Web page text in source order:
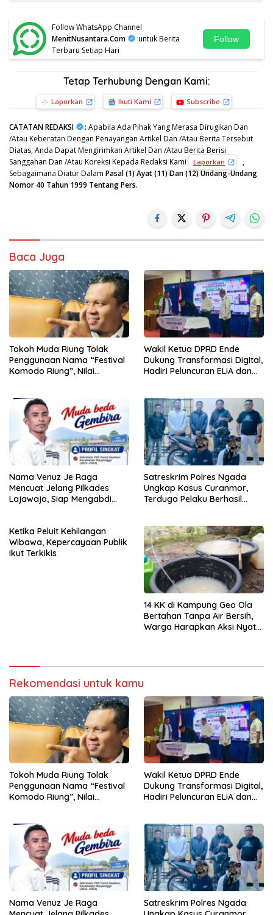
Follow WhatsApp Channel
MenitNusantara.Com
untuk Berita
Terbaru Setiap Hari
Follow
Tetap Terhubung Dengan Kami:
Laporkan Ikuti Kami Subscribe
CATATAN REDAKSI : Apabila Ada Pihak Yang Merasa Dirugikan Dan
/Atau Keberatan Dengan Penayangan Artikel Dan /Atau Berita Tersebut
Diatas, Anda Dapat Mengirimkan Artikel Dan /Atau Berita Berisi
Sanggahan Dan /Atau Koreksi Kepada Redaksi Kami
Laporkan
,
Sebagaimana Diatur Dalam Pasal (1) Ayat (11) Dan (12) Undang-Undang
Nomor 40 Tahun 1999 Tentang Pers.
Baca Juga
Tokoh Muda Riung Tolak
Penggunaan Nama “Festival
Komodo Riung”, Nilai
Wakil Ketua DPRD Ende
Dukung Transformasi Digital,
Hadiri Peluncuran ELiA dan
Nama Venuz Je Raga
Mencuat Jelang Pilkades
Lajawajo, Siap Mengabdi
Satreskrim Polres Ngada
Ungkap Kasus Curanmor,
Terduga Pelaku Berhasil
Ketika Peluit Kehilangan
Wibawa, Kepercayaan Publik
Ikut Terkikis
14 KK di Kampung Geo Ola
Bertahan Tanpa Air Bersih,
Warga Harapkan Aksi Nyata
Rekomendasi untuk kamu
Tokoh Muda Riung Tolak
Penggunaan Nama “Festival
Komodo Riung”, Nilai
Wakil Ketua DPRD Ende
Dukung Transformasi Digital,
Hadiri Peluncuran ELiA dan
Nama Venuz Je Raga
Satreskrim Polres Ngada